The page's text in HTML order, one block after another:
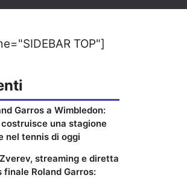
TOP"]
Garros a Wimbledon:
una stagione
nel tennis di oggi
streaming e diretta
Roland Garros: